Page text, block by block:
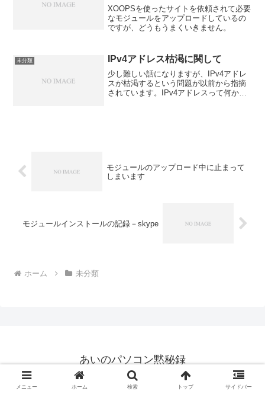
XOOPSを使ったサイトを依頼されて必要
なモジュールをアップロードしているの
ですが、どうもうまくいきません。
未分類 IPv4アドレス枯渇に関して
少し難しい話になりますが、IPv4アドレ
スが枯渇するという問題が以前から指摘
されています。IPv4アドレスって何か？
モジュールのアップロード中に止まって
しまいます
モジュールインストールの記録－skype
ホーム 未分類
あいのパソコン黙秘録
© 2006 あいのパソコン黙秘録.
メニュー ホーム 検索 トップ サイドバー